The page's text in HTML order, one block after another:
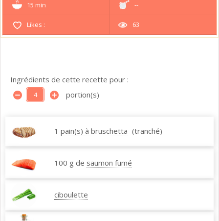
15 min --
Likes : 63
Ingrédients de cette recette pour :
portion(s)
1 pain(s) à bruschetta (tranché)
100 g de saumon fumé
ciboulette